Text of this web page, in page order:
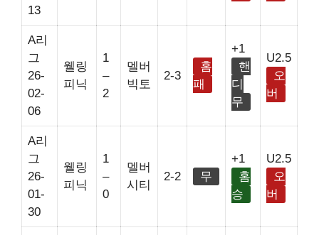
13
A리
그
26-
02-
06
웰링
피닉
1
–
2
멜버
빅토
2-3
홈
패
+1
핸
디
무
U2.5
오
버
A리
그
26-
01-
30
웰링
피닉
1
–
0
멜버
시티
2-2 무
+1
홈
승
U2.5
오
버